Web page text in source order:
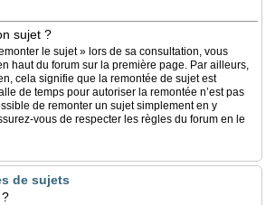
sujet ?
le sujet » lors de sa consultation, vous
haut du forum sur la première page. Par ailleurs,
cela signifie que la remontée de sujet est
de temps pour autoriser la remontée n’est pas
de remonter un sujet simplement en y
vous de respecter les règles du forum en le
de sujets